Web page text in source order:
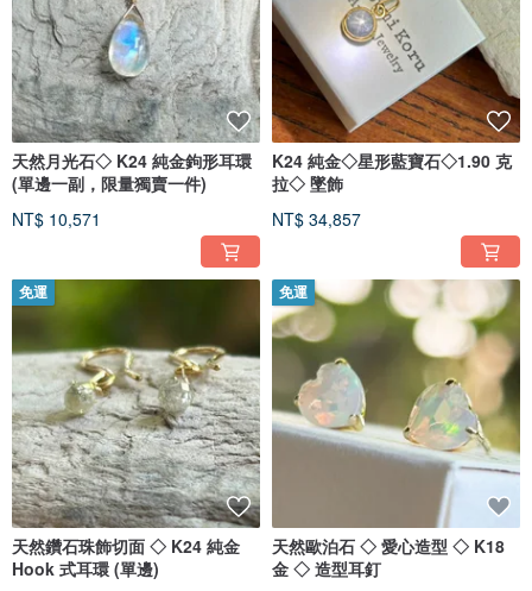
天然月光石◇ K24 純金鉤形耳環
(單邊一副，限量獨賣一件)
NT$ 10,571
K24 純金◇星形藍寶石◇1.90 克
拉◇ 墜飾
NT$ 34,857
免運
天然鑽石珠飾切面 ◇ K24 純金
Hook 式耳環 (單邊)
免運
天然歐泊石 ◇ 愛心造型 ◇ K18
金 ◇ 造型耳釘